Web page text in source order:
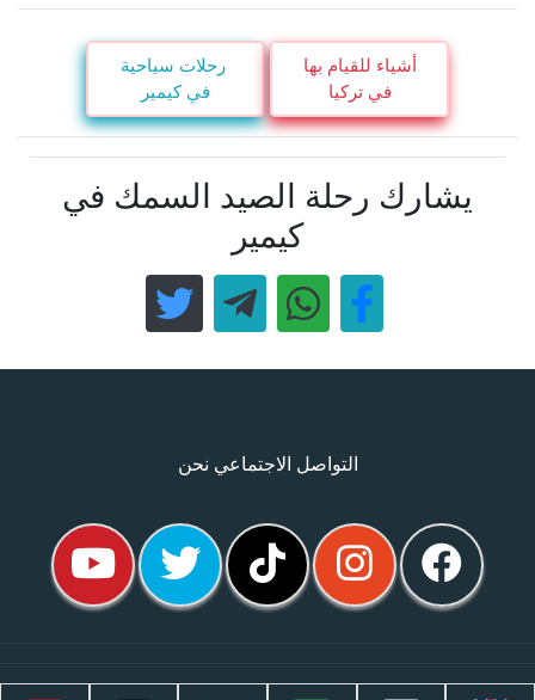
أشياء للقيام بها
في تركيا
رحلات سياحية
في كيمير
يشارك رحلة الصيد السمك في
كيمير
التواصل الاجتماعي نحن